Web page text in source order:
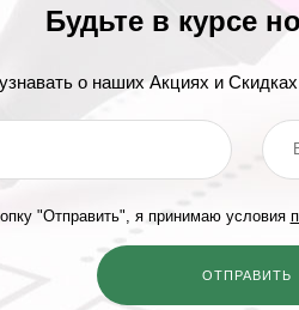
Будьте в курсе
о наших Акциях и
"Отправить", я принимаю условия